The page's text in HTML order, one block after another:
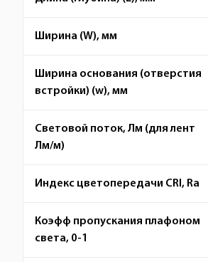
Ширина (W), мм
Ширина основания (отверстия
встройки) (w), мм
Световой поток, Лм (для лент
Лм/м)
Индекс цветопередачи CRI, Ra
Коэфф пропускания плафоном
света, 0-1